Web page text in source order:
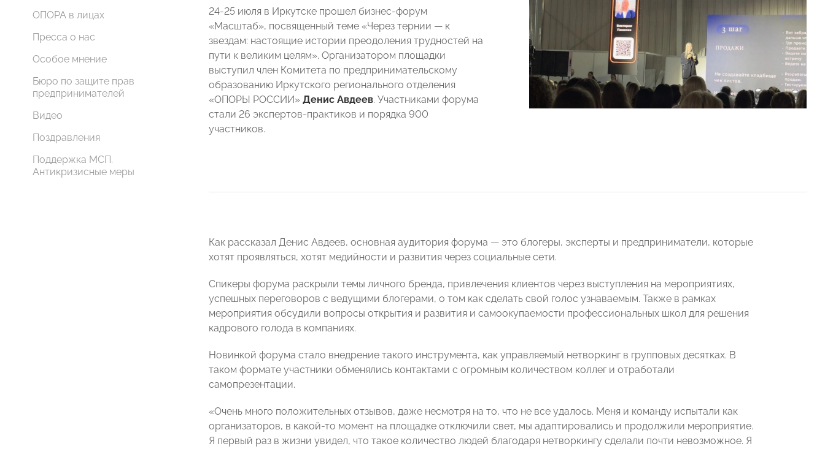
ОПОРА в лицах
Пресса о нас
Особое мнение
Бюро по защите прав
предпринимателей
Видео
Поздравления
Поддержка МСП.
Антикризисные меры
24-25 июля в Иркутске прошел бизнес-форум
«Масштаб», посвященный теме «Через тернии — к
звездам: настоящие истории преодоления трудностей на
пути к великим целям». Организатором площадки
выступил член Комитета по предпринимательскому
образованию Иркутского регионального отделения
«ОПОРЫ РОССИИ» Денис Авдеев. Участниками форума
стали 26 экспертов-практиков и порядка 900
участников.
Как рассказал Денис Авдеев, основная аудитория форума — это блогеры, эксперты и предприниматели, которые
хотят проявляться, хотят медийности и развития через социальные сети.
Спикеры форума раскрыли темы личного бренда, привлечения клиентов через выступления на мероприятиях,
успешных переговоров с ведущими блогерами, о том как сделать свой голос узнаваемым. Также в рамках
мероприятия обсудили вопросы открытия и развития и самоокупаемости профессиональных школ для решения
кадрового голода в компаниях.
Новинкой форума стало внедрение такого инструмента, как управляемый нетворкинг в групповых десятках. В
таком формате участники обменялись контактами с огромным количеством коллег и отработали
самопрезентации.
«Очень много положительных отзывов, даже несмотря на то, что не все удалось. Меня и команду испытали как
организаторов, в какой-то момент на площадке отключили свет, мы адаптировались и продолжили мероприятие.
Я первый раз в жизни увидел, что такое количество людей благодаря нетворкингу сделали почти невозможное. Я